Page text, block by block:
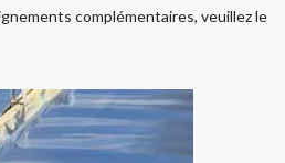
complémentaires, veuillez le